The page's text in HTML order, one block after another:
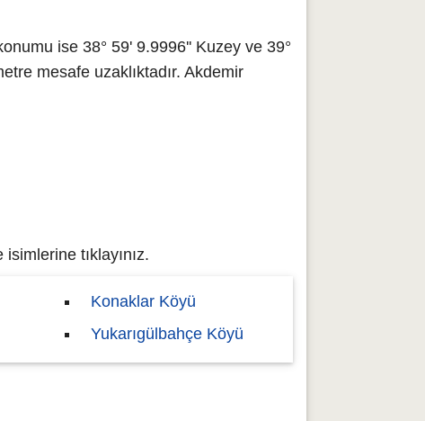
ise 38° 59' 9.9996'' Kuzey ve 39°
mesafe uzaklıktadır. Akdemir
tıklayınız.
Konaklar Köyü
Yukarıgülbahçe Köyü